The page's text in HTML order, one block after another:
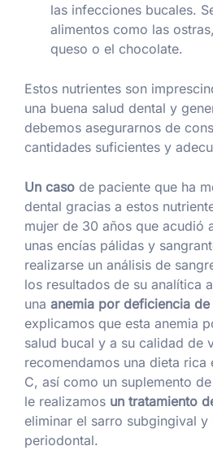
las infecciones bucales.
alimentos como las
queso o el chocolate.
Estos nutrientes son
una buena salud dental y
debemos asegurarnos de
cantidades suficientes y
Un caso de paciente que ha
dental gracias a estos
mujer de 30 años que acudió
unas encías pálidas y
realizarse un análisis de
los resultados de su analítica
una anemia por deficiencia
explicamos que esta anemia
salud bucal y a su calidad de
recomendamos una dieta rica
C, así como un suplemento
le realizamos un tratamiento
eliminar el sarro subgingival y
periodontal.